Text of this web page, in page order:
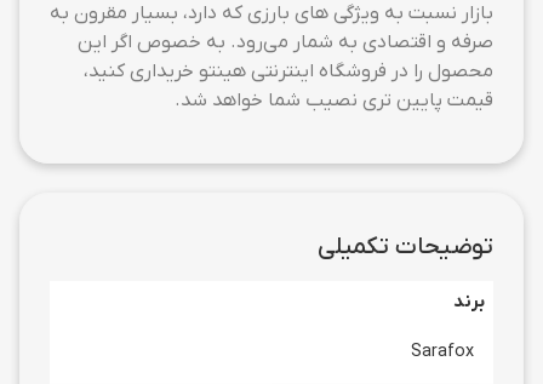
بازار نسبت به ویژگی های بارزی که دارد، بسیار مقرون به
صرفه و اقتصادی به شمار می‌رود. به خصوص اگر این
محصول را در فروشگاه اینترنتی هینتو خریداری کنید،
قیمت پایین تری نصیب شما خواهد شد.
توضیحات تکمیلی
برند
Sarafox